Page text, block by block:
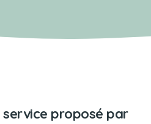
service proposé par